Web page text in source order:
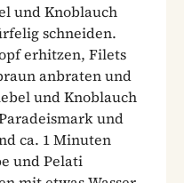
und Knoblauch
schneiden.
erhitzen, Filets
anbraten und
und Knoblauch
und
ca. 1 Minuten
und Pelati